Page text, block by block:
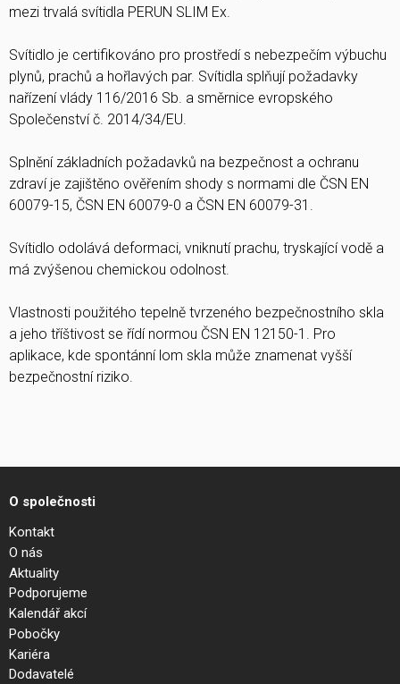
mezi trvalá svítidla PERUN SLIM Ex.
Svítidlo je certifikováno pro prostředí s nebezpečím výbuchu
plynů, prachů a hořlavých par. Svítidla splňují požadavky
nařízení vlády 116/2016 Sb. a směrnice evropského
Společenství č. 2014/34/EU.
Splnění základních požadavků na bezpečnost a ochranu
zdraví je zajištěno ověřením shody s normami dle ČSN EN
60079-15, ČSN EN 60079-0 a ČSN EN 60079-31.
Svítidlo odolává deformaci, vniknutí prachu, tryskající vodě a
má zvýšenou chemickou odolnost.
Vlastnosti použitého tepelně tvrzeného bezpečnostního skla
a jeho tříštivost se řídí normou ČSN EN 12150-1. Pro
aplikace, kde spontánní lom skla může znamenat vyšší
bezpečnostní riziko.
O společnosti
Kontakt
O nás
Aktuality
Podporujeme
Kalendář akcí
Pobočky
Kariéra
Dodavatelé